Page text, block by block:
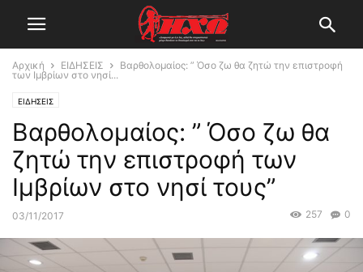
Αρχική ΕΙΔΗΣΕΙΣ
Βαρθολομαίος: ” Όσο ζω θα ζητώ την επιστροφή
των Ιμβρίων στο νησί...
ΕΙΔΗΣΕΙΣ
Βαρθολομαίος: ” Όσο ζω θα
ζητώ την επιστροφή των
Ιμβρίων στο νησί τους”
03/11/2017 0
257